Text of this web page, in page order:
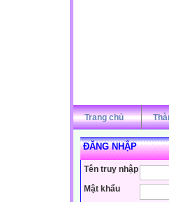
Trang chủ
ĐĂNG NHẬP
Tên truy nhập
Mật khẩu